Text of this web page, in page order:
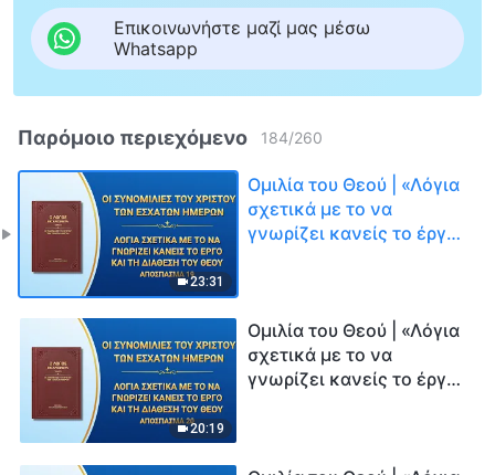
Επικοινωνήστε μαζί μας μέσω
Whatsapp
Παρόμοιο περιεχόμενο 184/260
23:31
Ομιλία του Θεού | «Λόγια
σχετικά με το να
γνωρίζει κανείς το έργο
20:19
Ομιλία του Θεού | «Λόγια
σχετικά με το να
γνωρίζει κανείς το έργο